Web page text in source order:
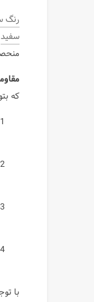
رنگ
سفید
که
با